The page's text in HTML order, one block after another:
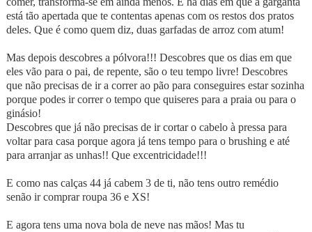
está tão apertada que te contentas apenas com os restos dos pratos
deles. Que é como quem diz, duas garfadas de arroz com atum!
Mas depois descobres a pólvora!!! Descobres que os dias em que
eles vão para o pai, de repente, são o teu tempo livre! Descobres
que não precisas de ir a correr ao pão para conseguires estar sozinha
porque podes ir correr o tempo que quiseres para a praia ou para o
ginásio!
Descobres que já não precisas de ir cortar o cabelo à pressa para
voltar para casa porque agora já tens tempo para o brushing e até
para arranjar as unhas!! Que excentricidade!!!
E como nas calças 44 já cabem 3 de ti, não tens outro remédio
senão ir comprar roupa 36 e XS!
E agora tens uma nova bola de neve nas mãos! Mas tu